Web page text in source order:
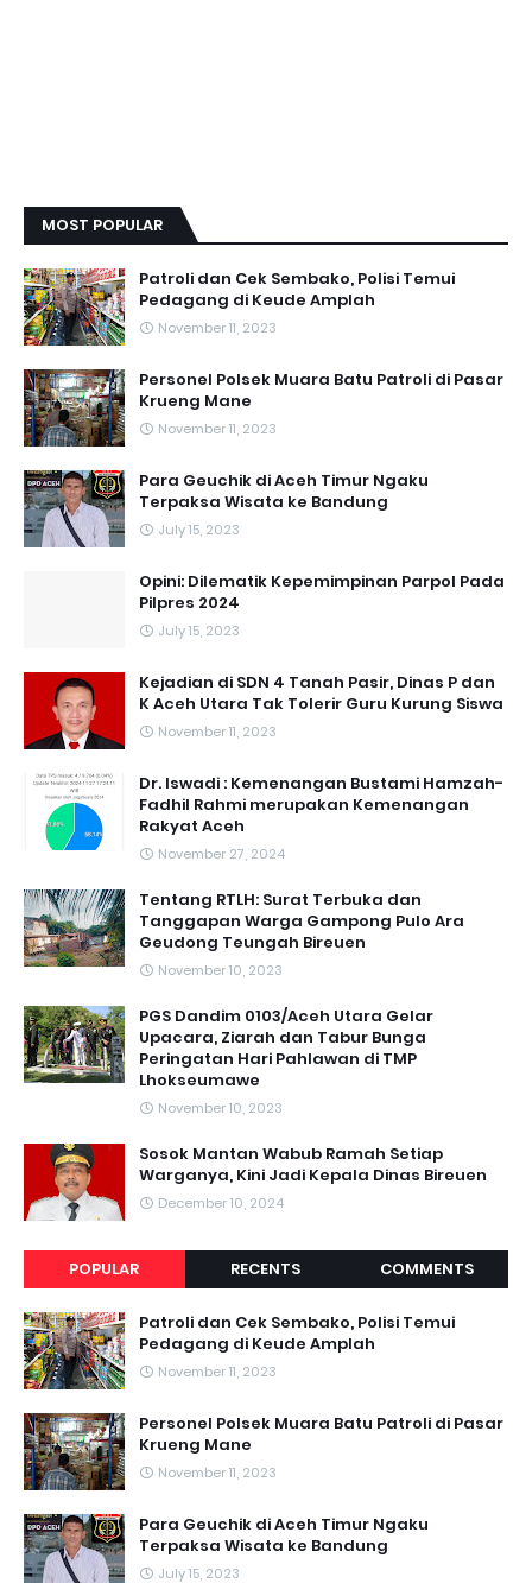
MOST POPULAR
Patroli dan Cek Sembako, Polisi Temui
Pedagang di Keude Amplah
November 11, 2023
Personel Polsek Muara Batu Patroli di Pasar
Krueng Mane
November 11, 2023
Para Geuchik di Aceh Timur Ngaku
Terpaksa Wisata ke Bandung
July 15, 2023
Opini: Dilematik Kepemimpinan Parpol Pada
Pilpres 2024
July 15, 2023
Kejadian di SDN 4 Tanah Pasir, Dinas P dan
K Aceh Utara Tak Tolerir Guru Kurung Siswa
November 11, 2023
Dr. Iswadi : Kemenangan Bustami Hamzah-
Fadhil Rahmi merupakan Kemenangan
Rakyat Aceh
November 27, 2024
Tentang RTLH: Surat Terbuka dan
Tanggapan Warga Gampong Pulo Ara
Geudong Teungah Bireuen
November 10, 2023
PGS Dandim 0103/Aceh Utara Gelar
Upacara, Ziarah dan Tabur Bunga
Peringatan Hari Pahlawan di TMP
Lhokseumawe
November 10, 2023
Sosok Mantan Wabub Ramah Setiap
Warganya, Kini Jadi Kepala Dinas Bireuen
December 10, 2024
POPULAR RECENTS COMMENTS
Patroli dan Cek Sembako, Polisi Temui
Pedagang di Keude Amplah
November 11, 2023
Personel Polsek Muara Batu Patroli di Pasar
Krueng Mane
November 11, 2023
Para Geuchik di Aceh Timur Ngaku
Terpaksa Wisata ke Bandung
July 15, 2023